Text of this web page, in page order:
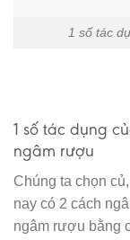
1 số tác
1 số tác dụng
ngâm rượu
Chúng ta chọn
nay có 2 cách
ngâm rượu bằng